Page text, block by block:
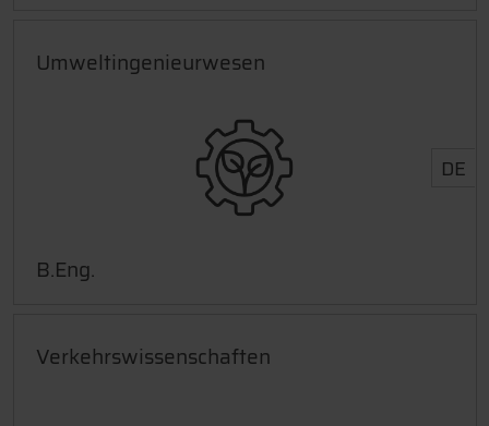
Umweltingenieurwesen
DE
B.Eng.
Verkehrswissenschaften